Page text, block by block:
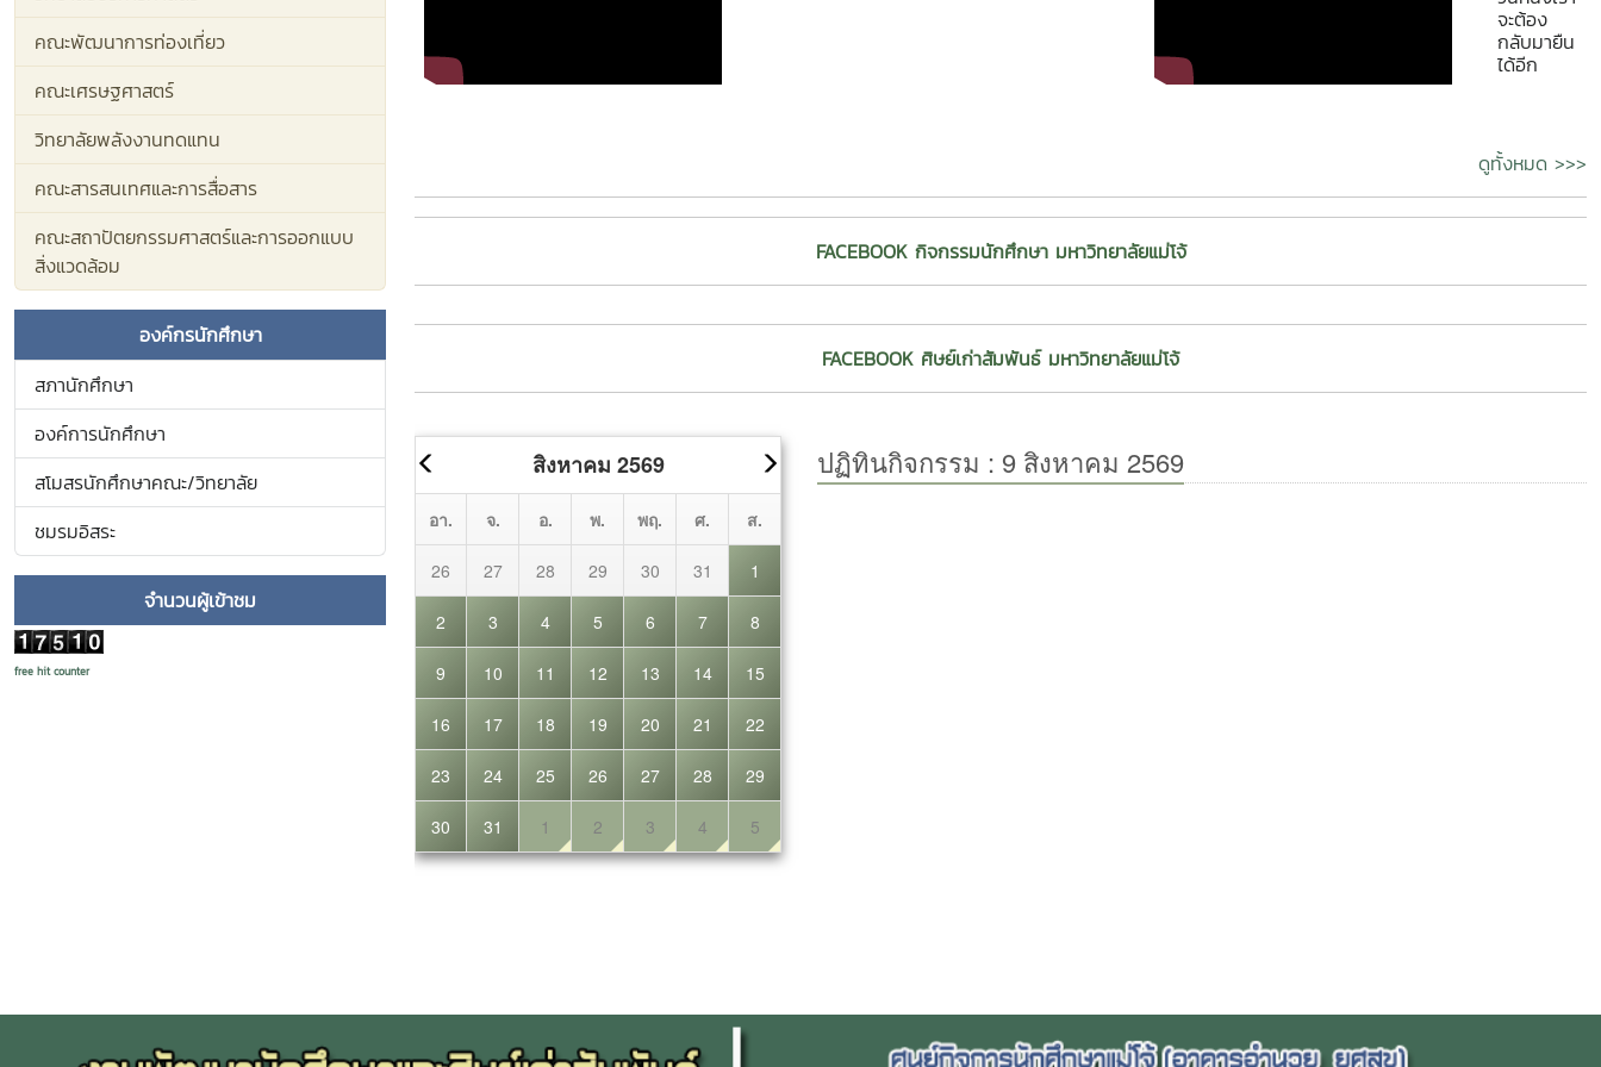
คณะพัฒนาการท่องเที่ยว
คณะเศรษฐศาสตร์
วิทยาลัยพลังงานทดแทน
คณะสารสนเทศและการสื่อสาร
คณะสถาปัตยกรรมศาสตร์และการออกแบบ
สิ่งแวดล้อม
องค์กรนักศึกษา
สภานักศึกษา
องค์การนักศึกษา
สโมสรนักศึกษาคณะ/วิทยาลัย
ชมรมอิสระ
จำนวนผู้เข้าชม
free hit counter
จิตต์ภักดี , อาจารย์ ดร.สุธาวัลย์ สัจจสมบูรณ์
โครงการของนักศึกษา แต่มันต้องเป็นโมเดลที่
ชุมชนใช้ได้จริง เราเริ่มจากในมหาวิทยาลัย ตอน
นี้ขยายไปที่โรงเรียนและตลาด และหวังว่าจะได้
เห็นเด็ก ๆ หรือคนในชุมชนลุกขึ้นมาทำเองได้
ของจริง อยากบอกว่า การเปลี่ยนแปลงมันเริ่ม
ได้จากเรื่องเล็ก ๆ แค่เรามองปัญหาไม่ใช่เพื่อบ่น
แต่เพื่อแก้ และกล้าลงมือทำ ถ้าตั้งใจจริง ทุกคน
อาจารย์ ดร.วงค์พันธ์ พรหมวงศ์ อาจารย์ที่
ปรึกษาโครงการฯ กล่าวเพิ่มเติมว่า "รางวัลนี้
ประธานสภานักศึกษา และผู้นำ
องค์กรนักศึกษา มหาวิทยาลัยแม่
อัตลักษณ์ลูกแม่โจ้ รุ่นที่ 90
เห็นและข้อเสนอแนะต่าง ๆ จากทั้ง
3 ฝ่าย เพื่อขับเคลื่อนการดำเนิน
กัน โดยได้กำหนดกรอบกิจกรรม
และแนวทางการดำเนินงาน
กิจกรรมไว้ และจะร่วมกันพิจารณา
ในรายละเอียอดกิจกรรมอีกครั้งใน
การประชุมคราวต่อไป CR : ภาพ
กิจกรรม ฝ่ายสื่อสารองค์กร
มหาวิทยาลัยแม่โจ้
มหาวิทยาลัยแม่โจ้
กิจกรรมนักศึกษา สำหรับผู้นำ
จะต้อง
กลับมายืน
ได้อีก
ดูทั้งหมด >>>
FACEBOOK กิจกรรมนักศึกษา มหาวิทยาลัยแม่โจ้
FACEBOOK ศิษย์เก่าสัมพันธ์ มหาวิทยาลัยแม่โจ้